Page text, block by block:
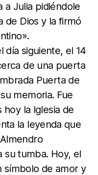
a Julia pidiéndole
de Dios y la firmó
día siguiente, el 14
de una puerta
Puerta de
memoria. Fue
la Iglesia de
la leyenda que
su tumba. Hoy, el
símbolo de amor y